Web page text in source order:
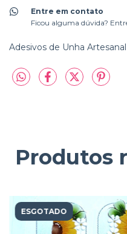
Entre em contato
Ficou alguma dúvida?
Adesivos de Unha
Produtos
ESGOTADO